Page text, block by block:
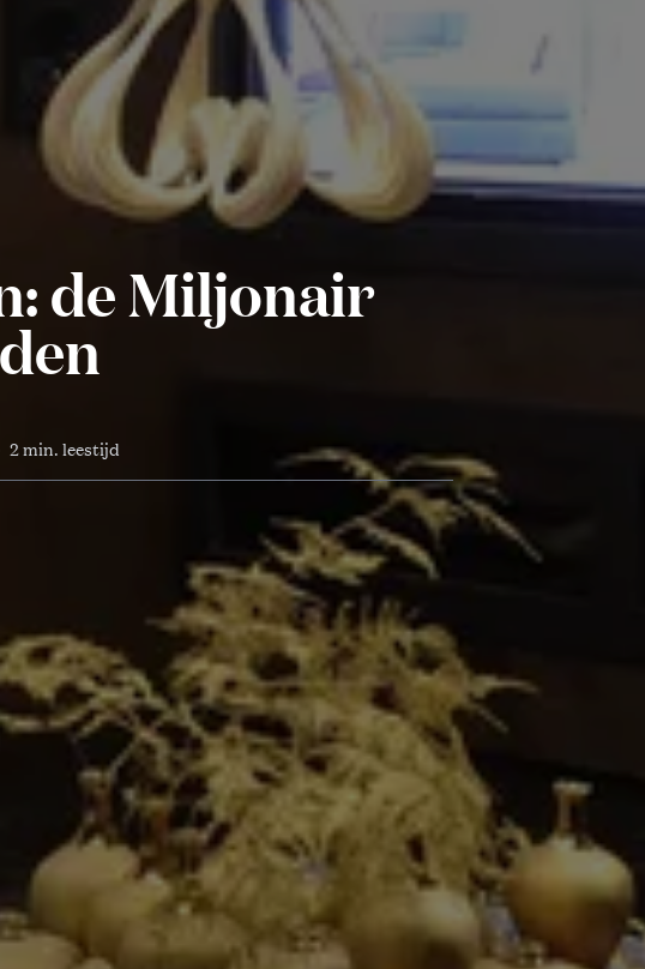
de Miljonair
2 min. leestijd